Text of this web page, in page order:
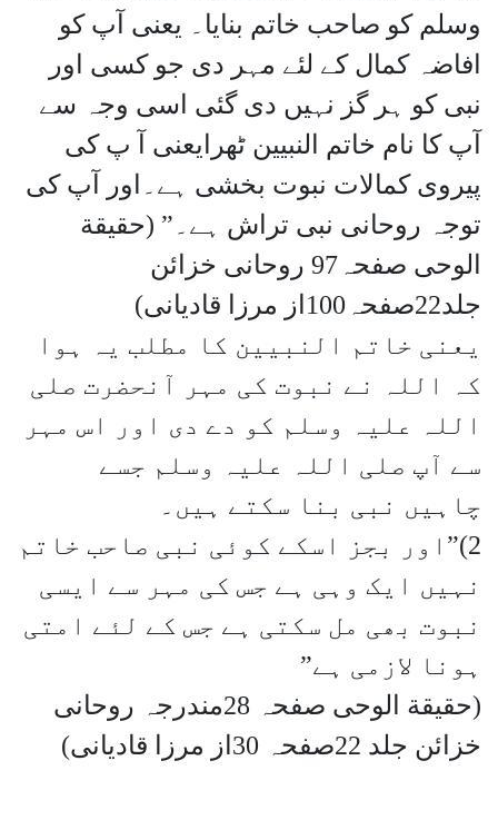
وسلم کو صاحب خاتم بنایا۔ یعنی آپ کو
افاضہ کمال کے لئے مہر دی جو کسی اور
نبی کو ہر گز نہیں دی گئی اسی وجہ سے
آپ کا نام خاتم النبیین ٹھرایعنی آ پ کی
پیروی کمالات نبوت بخشی ہے۔اور آپ کی
توجہ روحانی نبی تراش ہے۔” (حقیقة
الوحی صفحہ97 روحانی خزائن
جلد22صفحہ100از مرزا قادیانی)
یعنی خاتم النبیین کا مطلب یہ ہوا
کہ اللہ نے نبوت کی مہر آنحضرت صلی
اللہ علیہ وسلم کو دے دی اور اس مہر
سے آپ صلی اللہ علیہ وسلم جسے
چاہیں نبی بنا سکتے ہیں۔
2)”اور بجز اسکے کوئی نبی صاحب خاتم
نہیں ایک وہی ہے جس کی مہر سے ایسی
نبوت بھی مل سکتی ہے جس کے لئے امتی
ہونا لازمی ہے”
(حقیقة الوحی صفحہ 28مندرجہ روحانی
خزائن جلد 22صفحہ 30از مرزا قادیانی)